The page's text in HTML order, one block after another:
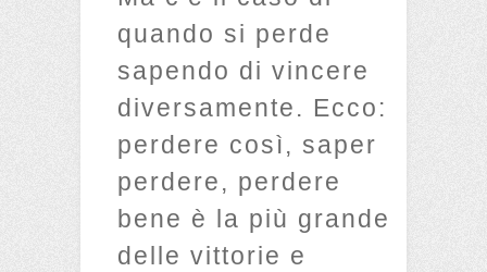
quando si perde
sapendo di vincere
diversamente. Ecco:
perdere così, saper
perdere, perdere
bene è la più grande
delle vittorie e